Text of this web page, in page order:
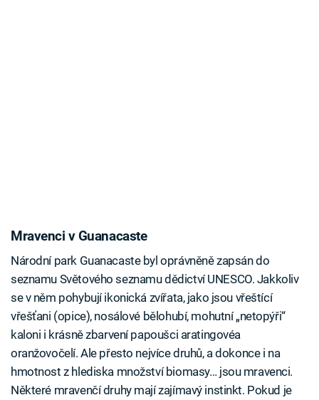
Mravenci v Guanacaste
Národní park Guanacaste byl oprávněně zapsán do
seznamu Světového seznamu dědictví UNESCO. Jakkoliv
se v něm pohybují ikonická zvířata, jako jsou vřeštící
vřešťani (opice), nosálové bělohubí, mohutní „netopýři“
kaloni i krásně zbarvení papoušci aratingovéa
oranžovočelí. Ale přesto nejvíce druhů, a dokonce i na
hmotnost z hlediska množství biomasy… jsou mravenci.
Některé mravenčí druhy mají zajímavý instinkt. Pokud je